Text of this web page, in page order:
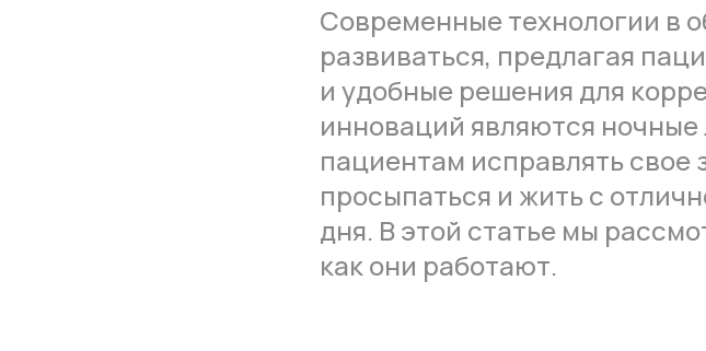
Современные технологии в
развиваться, предлагая
и удобные решения для
инноваций являются
пациентам исправлять свое
просыпаться и жить с
дня. В этой статье мы
как они работают.